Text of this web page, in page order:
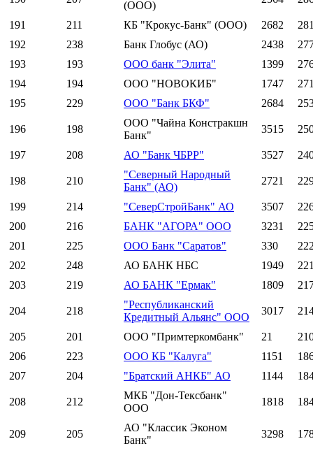
(ООО)
191 211 КБ "Крокус-Банк" (ООО) 2682
192
238 Банк Глобус (АО) 2438
193
193 ООО банк "Элита" 1399
194
194 ООО "НОВОКИБ" 1747
195
229 ООО "Банк БКФ" 2684
196 198
ООО "Чайна Констракшн
Банк"
3515
197 208 АО "Банк ЧБРР" 3527
198 210
"Северный Народный
Банк" (АО)
2721
199 214 "СеверСтройБанк" АО 3507
200
216 БАНК "АГОРА" ООО 3231
201
225 ООО Банк "Саратов" 330
202
248 АО БАНК НБС 1949
203
219 АО БАНК "Ермак" 1809
204 218
"Республиканский
Кредитный Альянс" ООО
3017
205 201 ООО "Примтеркомбанк" 21
206
223 ООО КБ "Калуга" 1151
207
204 "Братский АНКБ" АО 1144
208 212
МКБ "Дон-Тексбанк"
ООО
1818
209 205
АО "Классик Эконом
Банк"
3298